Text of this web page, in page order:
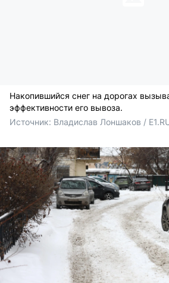
Накопившийся снег на дорогах
эффективности его вывоза.
Источник: Владислав Лоншаков /